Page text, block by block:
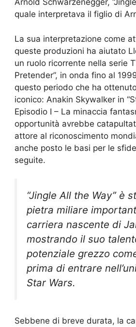
Arnold Schwarzenegger,
quale interpretava il figlio di
La sua interpretazione come
queste produzioni ha aiutato
un ruolo ricorrente nella serie
Pretender”, in onda fino al
questo periodo che ha
iconico: Anakin Skywalker in
Episodio I – La minaccia
opportunità avrebbe
attore al riconoscimento
anche posto le basi per le
seguite.
“Jingle All the Way” è
pietra miliare
carriera nascente di
mostrando il suo
potenziale grezzo
prima di entrare
Star Wars.
Sebbene di breve durata, la